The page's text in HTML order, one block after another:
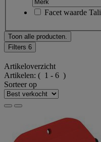
Facet waarde
Toon alle producten.
Filters 6
Artikeloverzicht
Artikelen: ( 1 - 6 )
Sorteer op